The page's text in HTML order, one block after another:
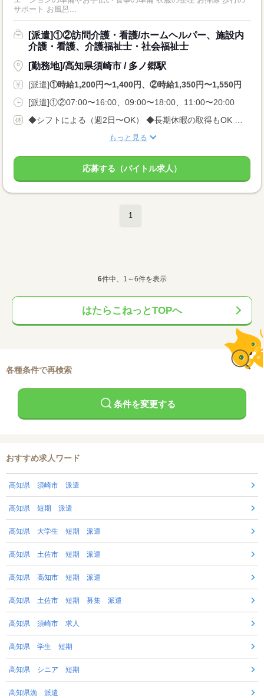
サポート お風呂...
[派遣]①②訪問介護・看護/ホームヘルパー、施設内
介護・看護、介護福祉士・社会福祉士
[勤務地]/高知県須崎市 / 多ノ郷駅
[派遣]①時給1,200円〜1,400円、②時給1,350円〜1,550円
[派遣]①②07:00〜16:00、09:00〜18:00、11:00〜20:00
もっと見る
応募する（バイトル求人）
1
6件中、1～6件を表示
はたらこねっとTOPへ
各種条件で再検索
条件を変更する
おすすめ求人ワード
高知県 須崎市 派遣
高知県 短期 派遣
高知県 大学生 短期 派遣
高知県 土佐市 短期 派遣
高知県 高知市 短期 派遣
高知県 土佐市 短期 募集 派遣
高知県 須崎市 求人
高知県 学生 短期
高知県 シニア 短期
高知県漁 派遣